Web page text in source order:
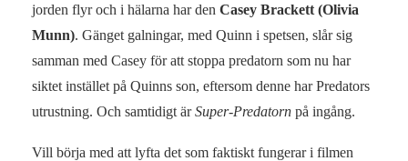
jorden flyr och i hälarna har den Casey Brackett (Olivia
Munn). Gänget galningar, med Quinn i spetsen, slår sig
samman med Casey för att stoppa predatorn som nu har
siktet instället på Quinns son, eftersom denne har Predators
utrustning. Och samtidigt ärSuper-Predatorn på ingång.
Vill börja med att lyfta det som faktiskt fungerar i filmen